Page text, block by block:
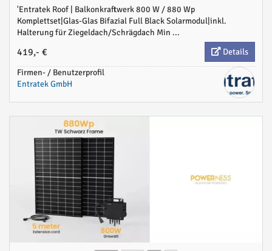
'Entratek Roof | Balkonkraftwerk 800 W / 880 Wp
Komplettset|Glas-Glas Bifazial Full Black Solarmodul|inkl.
Halterung für Ziegeldach/Schrägdach Min ...
419,- €
Details
Firmen- / Benutzerprofil
Entratek GmbH